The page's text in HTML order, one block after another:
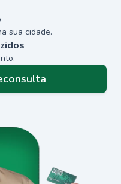
sua cidade.